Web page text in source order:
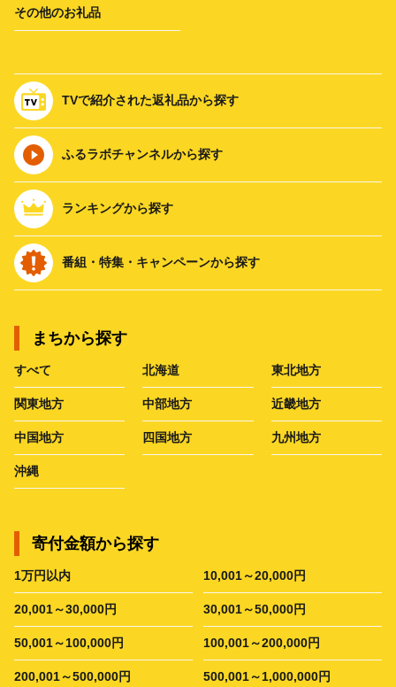
その他のお礼品
TVで紹介された返礼品から探す
ふるラボチャンネルから探す
ランキングから探す
番組・特集・キャンペーンから探す
まちから探す
すべて 北海道 東北地方
関東地方 中部地方 近畿地方
中国地方 四国地方 九州地方
沖縄
寄付金額から探す
1万円以内 10,001～20,000円
20,001～30,000円 30,001～50,000円
50,001～100,000円 100,001～200,000円
200,001～500,000円 500,001～1,000,000円